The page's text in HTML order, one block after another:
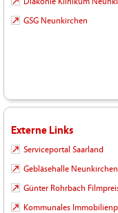
GSG Neunkirchen
Externe Links
Serviceportal Saarland
Gebläsehalle Neunkirchen
Günter Rohrbach
Kommunales